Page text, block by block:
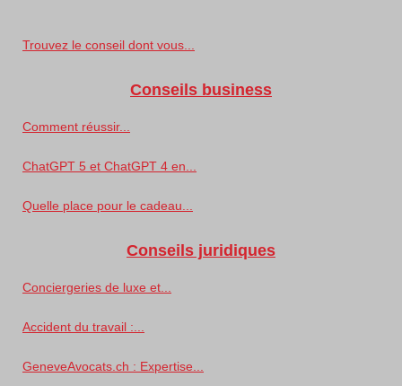
Trouvez le conseil dont vous...
Conseils business
Comment réussir...
ChatGPT 5 et ChatGPT 4 en...
Quelle place pour le cadeau...
Conseils juridiques
Conciergeries de luxe et...
Accident du travail :...
GeneveAvocats.ch : Expertise...